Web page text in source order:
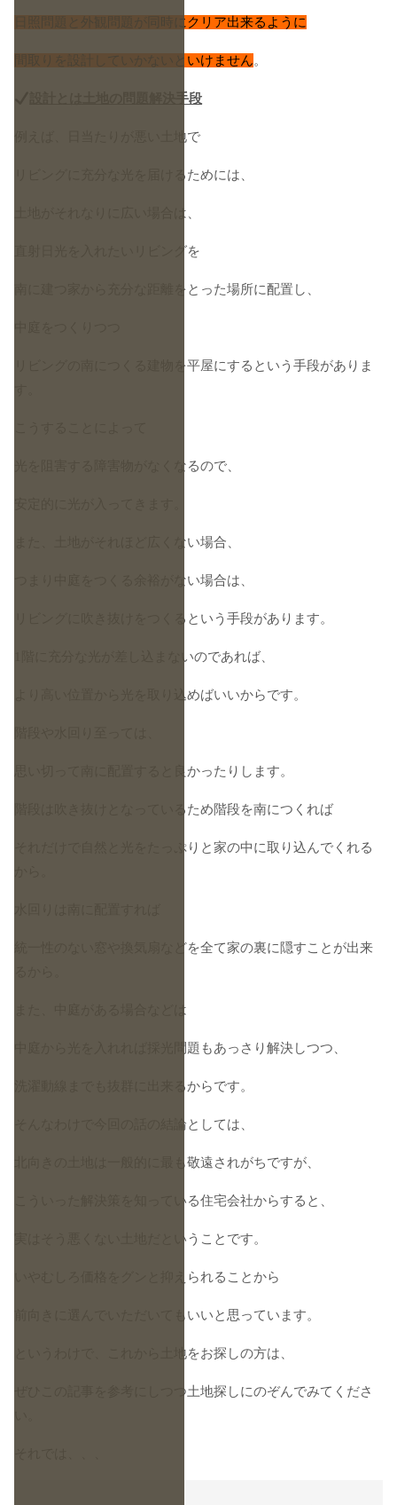
日照問題と外観問題が同時にクリア出来るように
間取りを設計していかないといけません。
設計とは土地の問題解決手段
例えば、日当たりが悪い土地で
リビングに充分な光を届けるためには、
土地がそれなりに広い場合は、
直射日光を入れたいリビングを
南に建つ家から充分な距離をとった場所に配置し、
リビングの南につくる建物を平屋にするという手段がありま
光を阻害する障害物がなくなるので、
また、土地がそれほど広くない場合、
つまり中庭をつくる余裕がない場合は、
リビングに吹き抜けをつくるという手段があります。
1階に充分な光が差し込まないのであれば、
より高い位置から光を取り込めばいいからです。
思い切って南に配置すると良かったりします。
階段は吹き抜けとなっているため階段を南につくれば
それだけで自然と光をたっぷりと家の中に取り込んでくれる
統一性のない窓や換気扇などを全て家の裏に隠すことが出来
また、中庭がある場合などは
中庭から光を入れれば採光問題もあっさり解決しつつ、
洗濯動線までも抜群に出来るからです。
そんなわけで今回の話の結論としては、
北向きの土地は一般的に最も敬遠されがちですが、
こういった解決策を知っている住宅会社からすると、
実はそう悪くない土地だということです。
いやむしろ価格をグンと抑えられることから
前向きに選んでいただいてもいいと思っています。
というわけで、これから土地をお探しの方は、
ぜひこの記事を参考にしつつ土地探しにのぞんでみてくださ